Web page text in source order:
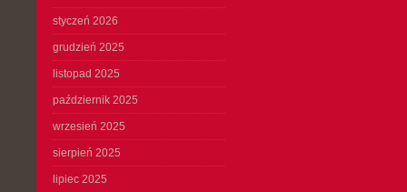
styczeń 2026
grudzień 2025
listopad 2025
październik 2025
wrzesień 2025
sierpień 2025
lipiec 2025